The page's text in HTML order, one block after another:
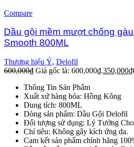
Compare
Dầu gội mềm mượt chống
Smooth 800ML
Thương hiệu Ý, Delofil
600,000₫ Giá gốc là: 600,000₫.350,000₫
Thông Tin Sản Phẩm
Xuất xứ hàng hóa: Hồng Kông
Dung tích: 800ML
Dòng sản phẩm: Dầu Gội Delofil
Đối tượng sử dụng: Lý Tưởng
Chỉ tiêu: Không gây kích ứng da.
Cam kết sản phẩm chính hãng